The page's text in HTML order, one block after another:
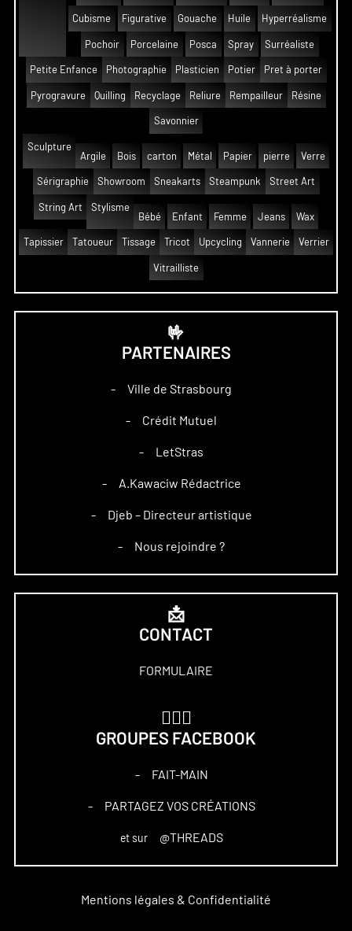
Cubisme Figurative Gouache Huile Hyperréalisme
Pochoir Porcelaine Posca Spray Surréaliste
Petite Enfance Photographie Plasticien Potier Pret à porter
Pyrogravure Quilling Recyclage Reliure Rempailleur Résine
Savonnier
Sculpture
Argile
Bois carton Métal Papier pierre Verre
Sérigraphie Showroom Sneakarts Steampunk Street Art
String Art
Stylisme
Bébé
Enfant Femme Jeans Wax
Tapissier Tatoueur Tissage Tricot Upcycling Vannerie Verrier
Vitrailliste
🤟
PARTENAIRES
– Ville de Strasbourg
– Crédit Mutuel
– LetStras
– A.Kawaciw Rédactrice
– Djeb – Directeur artistique
– Nous rejoindre ?
📩
CONTACT
FORMULAIRE
GROUPES FACEBOOK
– FAIT-MAIN
– PARTAGEZ VOS CRÉATIONS
et sur @THREADS
Mentions légales & Confidentialité